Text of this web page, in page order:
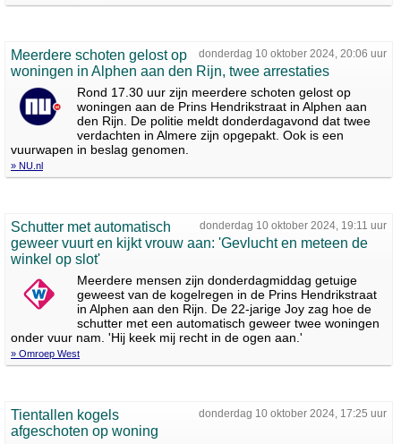
donderdag 10 oktober 2024, 20:06 uur
Meerdere schoten gelost op
woningen in Alphen aan den Rijn, twee arrestaties
Rond 17.30 uur zijn meerdere schoten gelost op
woningen aan de Prins Hendrikstraat in Alphen aan
den Rijn. De politie meldt donderdagavond dat twee
verdachten in Almere zijn opgepakt. Ook is een
vuurwapen in beslag genomen.
» NU.nl
donderdag 10 oktober 2024, 19:11 uur
Schutter met automatisch
geweer vuurt en kijkt vrouw aan: 'Gevlucht en meteen de
winkel op slot'
Meerdere mensen zijn donderdagmiddag getuige
geweest van de kogelregen in de Prins Hendrikstraat
in Alphen aan den Rijn. De 22-jarige Joy zag hoe de
schutter met een automatisch geweer twee woningen
onder vuur nam. 'Hij keek mij recht in de ogen aan.'
» Omroep West
donderdag 10 oktober 2024, 17:25 uur
Tientallen kogels
afgeschoten op woning